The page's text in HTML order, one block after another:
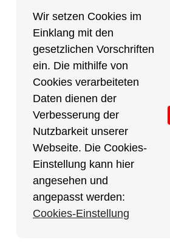
Wir setzen Cookies im
Einklang mit den
gesetzlichen Vorschriften
ein. Die mithilfe von
Cookies verarbeiteten
Daten dienen der
Verbesserung der
Nutzbarkeit unserer
Webseite. Die Cookies-
Einstellung kann hier
angesehen und
angepasst werden:
Cookies-Einstellung